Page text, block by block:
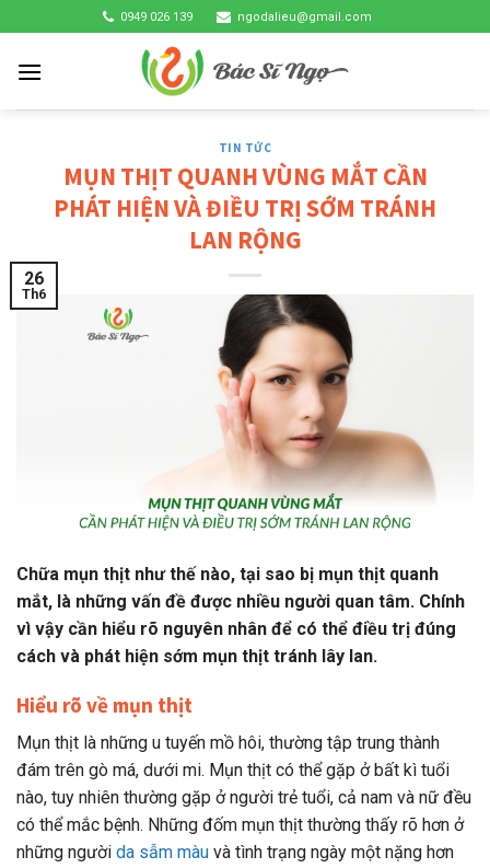
to
content
0949 026 139 ngodalieu@gmail.com
TIN TỨC
MỤN THỊT QUANH VÙNG MẮT CẦN
PHÁT HIỆN VÀ ĐIỀU TRỊ SỚM TRÁNH
LAN RỘNG
26
Th6
Chữa mụn thịt như thế nào, tại sao bị mụn thịt quanh
mắt, là những vấn đề được nhiều người quan tâm. Chính
vì vậy cần hiểu rõ nguyên nhân để có thể điều trị đúng
cách và phát hiện sớm mụn thịt tránh lây lan.
Hiểu rõ về mụn thịt
Mụn thịt là những u tuyến mồ hôi, thường tập trung thành
đám trên gò má, dưới mi. Mụn thịt có thể gặp ở bất kì tuổi
nào, tuy nhiên thường gặp ở người trẻ tuổi, cả nam và nữ đều
có thể mắc bệnh. Những đốm mụn thịt thường thấy rõ hơn ở
những người da sẫm màu và tình trạng ngày một nặng hơn